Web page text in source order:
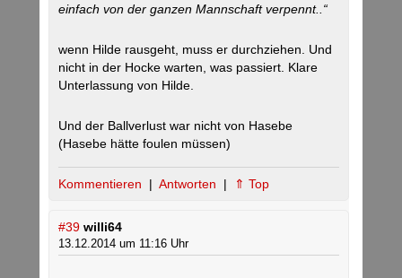
einfach von der ganzen Mannschaft verpennt..“
wenn Hilde rausgeht, muss er durchziehen. Und
nicht in der Hocke warten, was passiert. Klare
Unterlassung von Hilde.
Und der Ballverlust war nicht von Hasebe
(Hasebe hätte foulen müssen)
Kommentieren | Antworten | ⇑ Top
#39 willi64
13.12.2014 um 11:16 Uhr